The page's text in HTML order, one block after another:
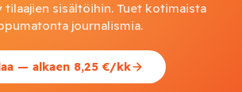
tilaajien sisältöihin. Tuet kotimaista
journalismia.
— alkaen 8,25 €/kk